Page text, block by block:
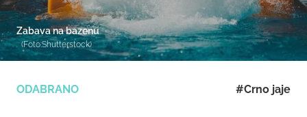
ODABRANO #Crno jaje
Zabava na bazenu
(Foto:Shutterstock)